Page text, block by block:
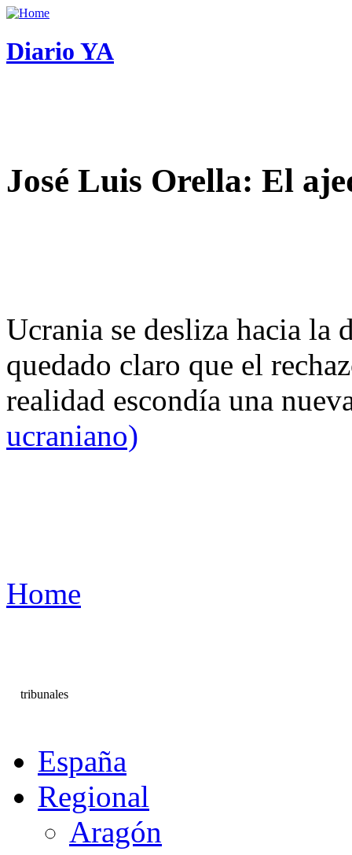
Diario YA
José Luis Orella: El
Ucrania se desliza hacia
quedado claro que el
realidad escondía una
ucraniano)
Home
tribunales
España
Regional
Aragón